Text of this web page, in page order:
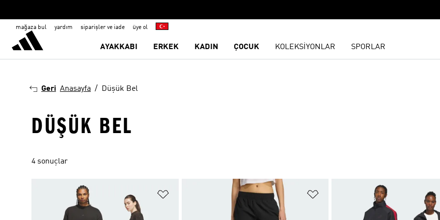
mağaza bul yardım siparişler ve iade üye ol
AYAKKABI ERKEK KADIN ÇOCUK KOLEKSİYONLAR SPORLAR
Geri Anasayfa Düşük Bel
DÜŞÜK BEL
4 sonuçlar
Favori Listesine Ekle Favori Listesine Ekle